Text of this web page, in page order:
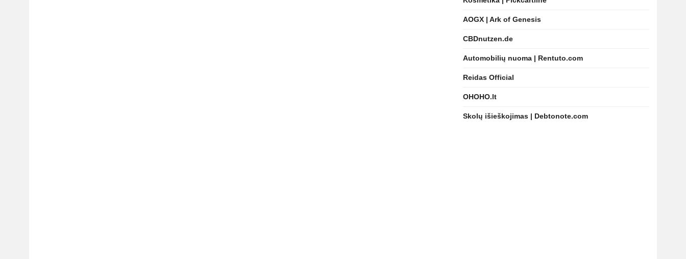
AOGX | Ark of Genesis
CBDnutzen.de
Automobilių nuoma | Rentuto.com
Reidas Official
OHOHO.lt
Skolų išieškojimas | Debtonote.com